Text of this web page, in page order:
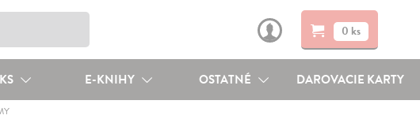
0 ks
E-KNIHY OSTATNÉ DAROVACIE KARTY